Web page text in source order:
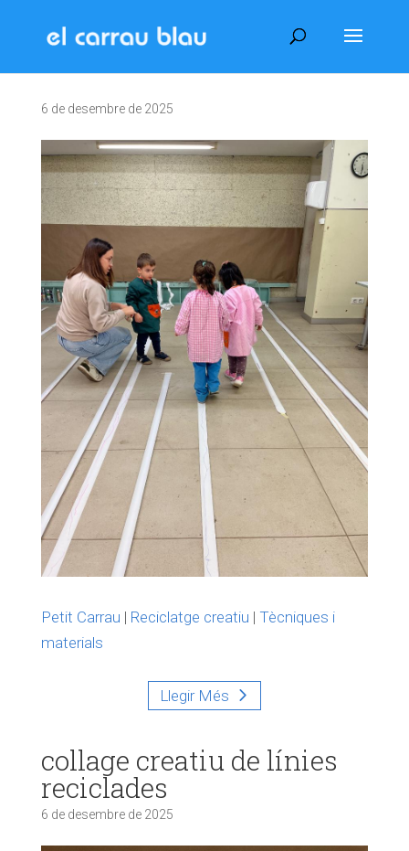
6 de desembre de 2025
Petit Carrau | Reciclatge creatiu | Tècniques i
materials
Llegir Més
collage creatiu de línies
reciclades
6 de desembre de 2025